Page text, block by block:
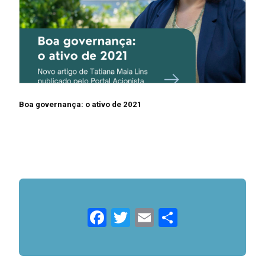
Boa governança: o ativo de 2021
Facebook
Twitter
Email